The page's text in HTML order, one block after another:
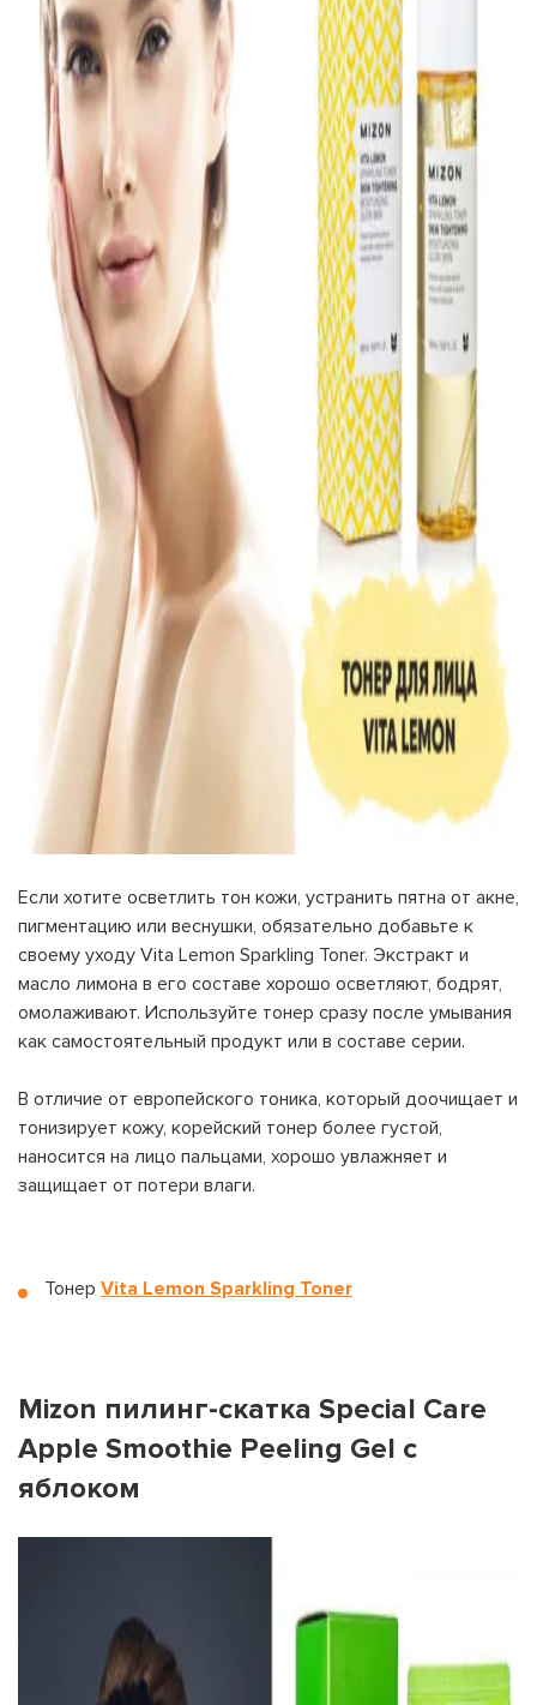
Если хотите осветлить тон кожи, устранить пятна от акне,
пигментацию или веснушки, обязательно добавьте к
своему уходу Vita Lemon Sparkling Toner. Экстракт и
масло лимона в его составе хорошо осветляют, бодрят,
омолаживают. Используйте тонер сразу после умывания
как самостоятельный продукт или в составе серии.
В отличие от европейского тоника, который доочищает и
тонизирует кожу, корейский тонер более густой,
наносится на лицо пальцами, хорошо увлажняет и
защищает от потери влаги.
Тонер Vita Lemon Sparkling Toner
Mizon пилинг-скатка Special Care
Apple Smoothie Peeling Gel с
яблоком
Имя пользователя:
Кэшбек-бонусов на счету:
Авторизация
ЗАРЕГИСТРИРОВАТЬСЯ
ВОЙТИ С ПОМОЩЬЮ СМС